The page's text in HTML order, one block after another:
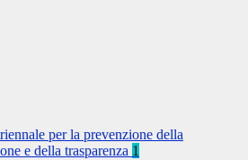
per la prevenzione della
e della trasparenza 1